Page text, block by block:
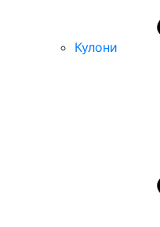
Кулони